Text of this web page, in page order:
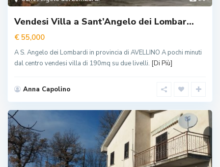
Vendesi Villa a Sant’Angelo dei Lombar...
€ 55,000
A S. Angelo dei Lombardi in provincia di AVELLINO A pochi minuti
dal centro vendesi villa di 190mq su due livelli. [Di Più]
Anna Capolino